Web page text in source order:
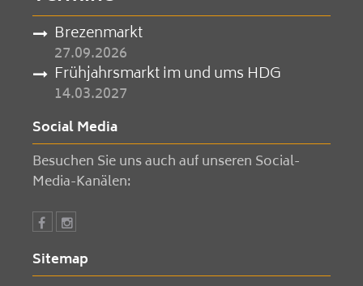
Brezenmarkt
27.09.2026
Frühjahrsmarkt im und ums HDG
14.03.2027
Social Media
Besuchen Sie uns auch auf unseren Social-
Media-Kanälen:
Sitemap